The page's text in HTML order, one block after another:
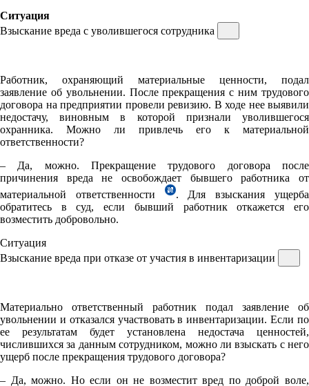
Ситуация
Взыскание вреда с уволившегося сотрудника
Работник, охраняющий материальные ценности, подал
заявление об увольнении. После прекращения с ним трудового
договора на предприятии провели ревизию. В ходе нее выявили
недостачу, виновным в которой признали уволившегося
охранника. Можно ли привлечь его к материальной
ответственности?
– Да, можно. Прекращение трудового договора после
причинения вреда не освобождает бывшего работника от
материальной ответственности
. Для взыскания ущерба
обратитесь в суд, если бывший работник откажется его
возместить добровольно.
Ситуация
Взыскание вреда при отказе от участия в инвентаризации
Материально ответственный работник подал заявление об
увольнении и отказался участвовать в инвентаризации. Если по
ее результатам будет установлена недостача ценностей,
числившихся за данным сотрудником, можно ли взыскать с него
ущерб после прекращения трудового договора?
– Да, можно. Но если он не возместит вред по доброй воле,